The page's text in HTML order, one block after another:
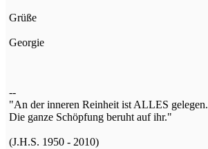
Grüße
Georgie
--
"An der inneren Reinheit ist ALLES gelegen.
Die ganze Schöpfung beruht auf ihr."
(J.H.S. 1950 - 2010)